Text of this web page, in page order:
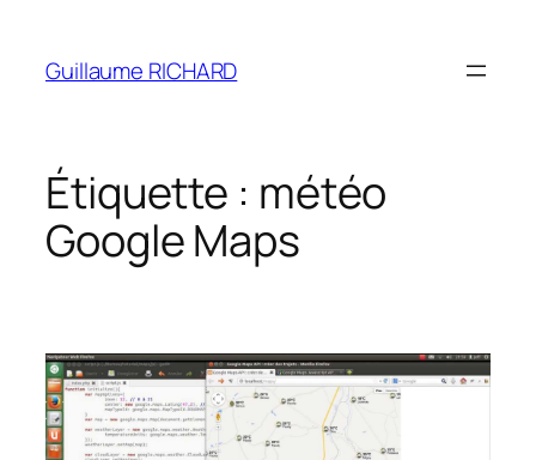
contenu
Guillaume RICHARD
Étiquette : météo
Google Maps